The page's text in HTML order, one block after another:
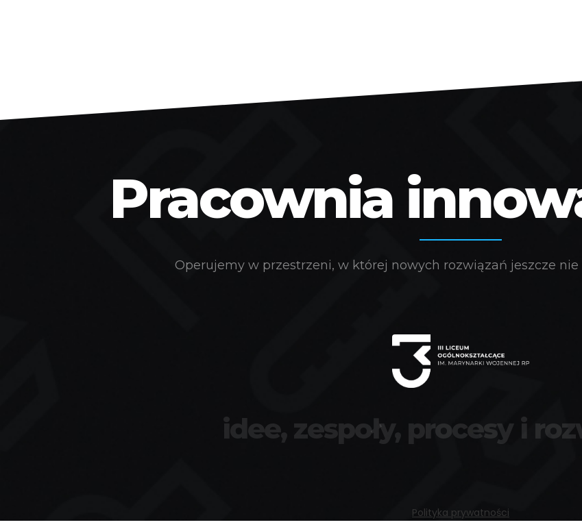
Pracownia
Operujemy w przestrzeni, w której nowych rozwiązań jeszcze nie
idee, zespoły, procesy i
Polityka prywatności